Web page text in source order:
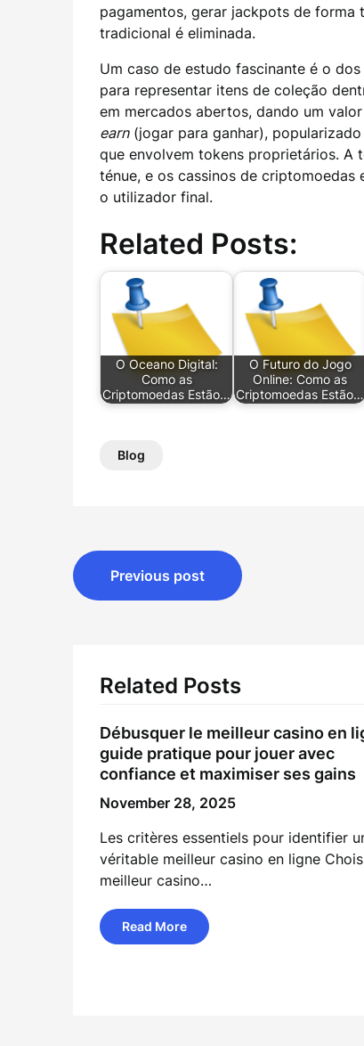
pagamentos, gerar jackpots de forma
tradicional é eliminada.
Um caso de estudo fascinante é o dos
para representar itens de coleção
em mercados abertos, dando um
earn(jogar para ganhar),
que envolvem tokens proprietários. A
ténue, e os cassinos de criptomoedas
o utilizador final.
Related Posts:
O Oceano Digital:
Como as
Criptomoedas Estão…
O Futuro do Jogo
Online: Como as
Criptomoedas Estão…
Blog
Post
navigation
Previous post
Related Posts
Débusquer le meilleur casino en
guide pratique pour jouer avec
confiance et maximiser ses gains
November 28, 2025
Les critères essentiels pour identifier
véritable meilleur casino en ligne
meilleur casino…
Read More